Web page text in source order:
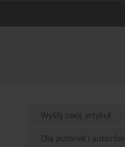
Wyślij swój artykuł
Dla autorek i autorów